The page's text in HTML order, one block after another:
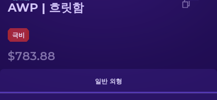
저격소총
장갑
AWP | 흐릿함
극비
$783.88
일반 외형